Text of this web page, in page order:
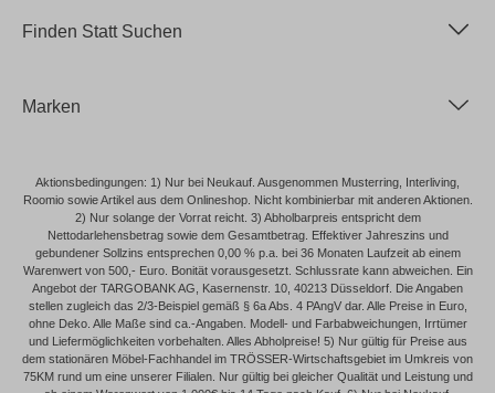
Finden Statt Suchen
Marken
Aktionsbedingungen: 1) Nur bei Neukauf. Ausgenommen Musterring, Interliving,
Roomio sowie Artikel aus dem Onlineshop. Nicht kombinierbar mit anderen Aktionen.
2) Nur solange der Vorrat reicht. 3) Abholbarpreis entspricht dem
Nettodarlehensbetrag sowie dem Gesamtbetrag. Effektiver Jahreszins und
gebundener Sollzins entsprechen 0,00 % p.a. bei 36 Monaten Laufzeit ab einem
Warenwert von 500,- Euro. Bonität vorausgesetzt. Schlussrate kann abweichen. Ein
Angebot der TARGOBANK AG, Kasernenstr. 10, 40213 Düsseldorf. Die Angaben
stellen zugleich das 2/3-Beispiel gemäß § 6a Abs. 4 PAngV dar. Alle Preise in Euro,
ohne Deko. Alle Maße sind ca.-Angaben. Modell- und Farbabweichungen, Irrtümer
und Liefermöglichkeiten vorbehalten. Alles Abholpreise! 5) Nur gültig für Preise aus
dem stationären Möbel-Fachhandel im TRÖSSER-Wirtschaftsgebiet im Umkreis von
75KM rund um eine unserer Filialen. Nur gültig bei gleicher Qualität und Leistung und